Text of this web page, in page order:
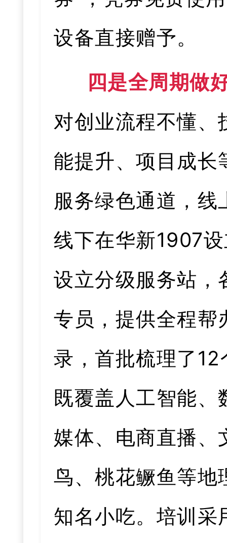
设备直接赠予。
四是全周期做
对创业流程不懂、
能提升、项目成长
服务绿色通道，
线下在华新1907
设立分级服务站，
专员，提供全程帮
录，首批梳理了
既覆盖人工智能
媒体、电商直播、
鸟、桃花鳜鱼等地
知名小吃。培训采